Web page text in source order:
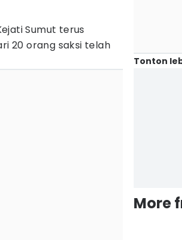
Sumut terus
20 orang saksi telah
Tonton
More